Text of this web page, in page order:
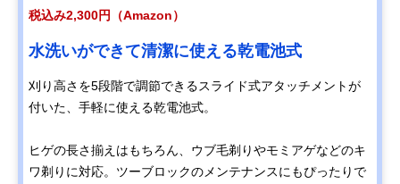
税込み2,300円（Amazon）
水洗いができて清潔に使える乾電池式
刈り高さを5段階で調節できるスライド式アタッチメントが
付いた、手軽に使える乾電池式。
ヒゲの長さ揃えはもちろん、ウブ毛剃りやモミアゲなどのキ
ワ剃りに対応。ツーブロックのメンテナンスにもぴったりで